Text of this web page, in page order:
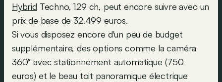
Hybrid Techno, 129 ch, peut encore suivre avec un
prix de base de 32.499 euros.
Si vous disposez encore d'un peu de budget
supplémentaire, des options comme la caméra
360° avec stationnement automatique (750
euros) et le beau toit panoramique électrique